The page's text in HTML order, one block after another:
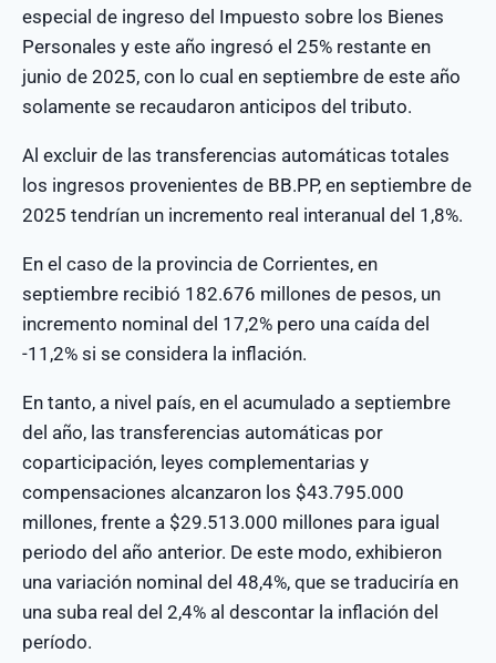
especial de ingreso del Impuesto sobre los Bienes
Personales y este año ingresó el 25% restante en
junio de 2025, con lo cual en septiembre de este año
solamente se recaudaron anticipos del tributo.
Al excluir de las transferencias automáticas totales
los ingresos provenientes de BB.PP, en septiembre de
2025 tendrían un incremento real interanual del 1,8%.
En el caso de la provincia de Corrientes, en
septiembre recibió 182.676 millones de pesos, un
incremento nominal del 17,2% pero una caída del
-11,2% si se considera la inflación.
En tanto, a nivel país, en el acumulado a septiembre
del año, las transferencias automáticas por
coparticipación, leyes complementarias y
compensaciones alcanzaron los $43.795.000
millones, frente a $29.513.000 millones para igual
periodo del año anterior. De este modo, exhibieron
una variación nominal del 48,4%, que se traduciría en
una suba real del 2,4% al descontar la inflación del
período.